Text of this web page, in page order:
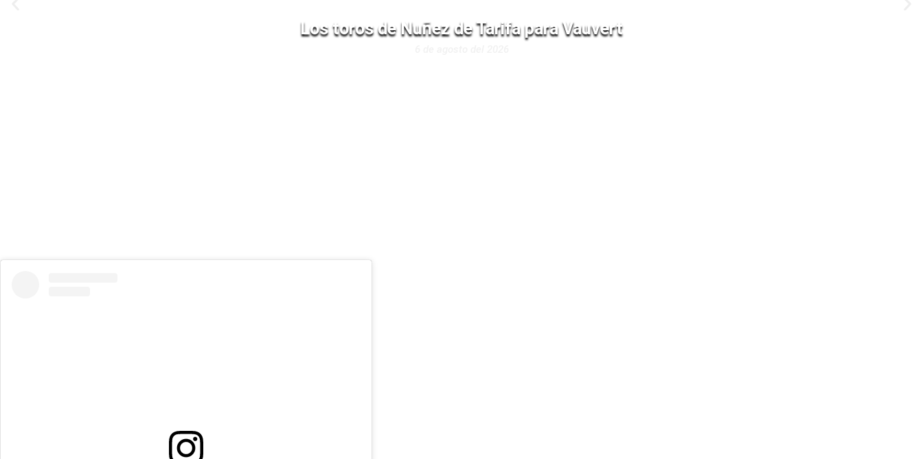
Los toros de Nuñez de Tarifa para Vauvert